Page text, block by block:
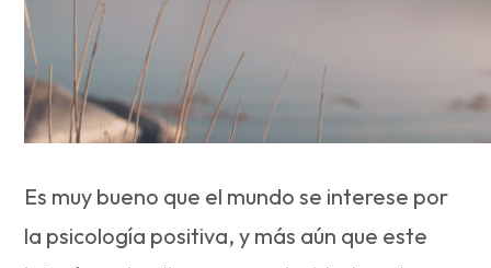
Es muy bueno que el mundo se interese por
la psicología positiva, y más aún que este